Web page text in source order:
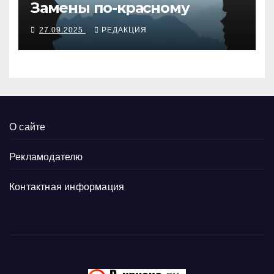
Замены по-красному
27.09.2025 РЕДАКЦИЯ
О сайте
Рекламодателю
Контактная информация